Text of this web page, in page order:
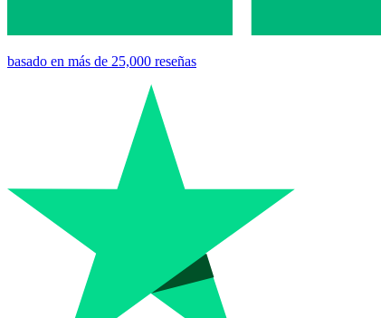
basado en más de 25,000 reseñas